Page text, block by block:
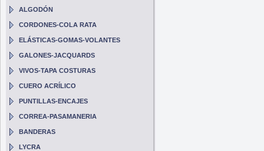
ALGODÓN
CORDONES-COLA RATA
ELÁSTICAS-GOMAS-VOLANTES
GALONES-JACQUARDS
VIVOS-TAPA COSTURAS
CUERO ACRÍLICO
PUNTILLAS-ENCAJES
CORREA-PASAMANERIA
BANDERAS
LYCRA